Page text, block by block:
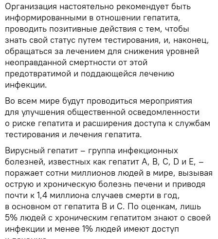
Организация настоятельно рекомендует быть
информированными в отношении гепатита,
проводить позитивные действия с тем, чтобы
знать свой статус путем тестирования, и, наконец,
обращаться за лечением для снижения уровней
неоправданной смертности от этой
предотвратимой и поддающейся лечению
инфекции.
Во всем мире будут проводиться мероприятия
для улучшения общественной осведомленности
о риске гепатита и расширения доступа к службам
тестирования и лечения гепатита.
Вирусный гепатит – группа инфекционных
болезней, известных как гепатит A, B, C, D и E, –
поражает сотни миллионов людей в мире, вызывая
острую и хроническую болезнь печени и приводя
почти к 1,4 миллиона случаев смерти в год,
в основном от гепатита В и С. По оценкам, лишь
5% людей с хроническим гепатитом знают о своей
инфекции и менее 1% людей имеют доступ